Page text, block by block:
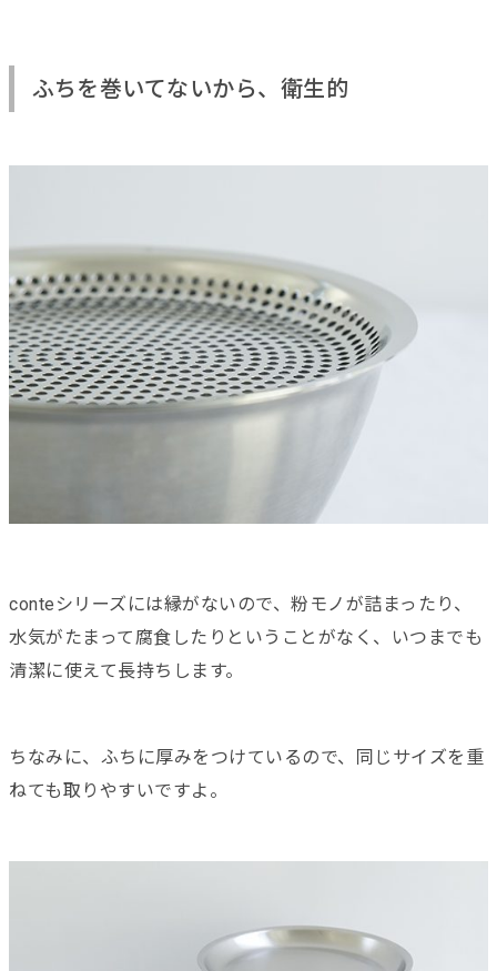
ふちを巻いてないから、衛生的
conteシリーズには縁がないので、粉モノが詰まったり、
水気がたまって腐食したりということがなく、いつまでも
清潔に使えて長持ちします。
ちなみに、ふちに厚みをつけているので、同じサイズを重
ねても取りやすいですよ。